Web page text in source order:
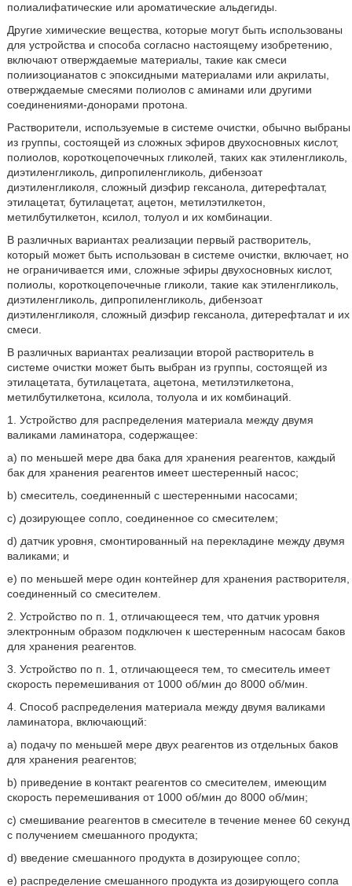
полиалифатические или ароматические альдегиды.
Другие химические вещества, которые могут быть использованы
для устройства и способа согласно настоящему изобретению,
включают отверждаемые материалы, такие как смеси
полиизоцианатов с эпоксидными материалами или акрилаты,
отверждаемые смесями полиолов с аминами или другими
соединениями-донорами протона.
Растворители, используемые в системе очистки, обычно выбраны
из группы, состоящей из сложных эфиров двухосновных кислот,
полиолов, короткоцепочечных гликолей, таких как этиленгликоль,
диэтиленгликоль, дипропиленгликоль, дибензоат
диэтиленгликоля, сложный диэфир гексанола, дитерефталат,
этилацетат, бутилацетат, ацетон, метилэтилкетон,
метилбутилкетон, ксилол, толуол и их комбинации.
В различных вариантах реализации первый растворитель,
который может быть использован в системе очистки, включает, но
не ограничивается ими, сложные эфиры двухосновных кислот,
полиолы, короткоцепочечные гликоли, такие как этиленгликоль,
диэтиленгликоль, дипропиленгликоль, дибензоат
диэтиленгликоля, сложный диэфир гексанола, дитерефталат и их
смеси.
В различных вариантах реализации второй растворитель в
системе очистки может быть выбран из группы, состоящей из
этилацетата, бутилацетата, ацетона, метилэтилкетона,
метилбутилкетона, ксилола, толуола и их комбинаций.
1. Устройство для распределения материала между двумя
валиками ламинатора, содержащее:
a) по меньшей мере два бака для хранения реагентов, каждый
бак для хранения реагентов имеет шестеренный насос;
b) смеситель, соединенный с шестеренными насосами;
c) дозирующее сопло, соединенное со смесителем;
d) датчик уровня, смонтированный на перекладине между двумя
валиками; и
e) по меньшей мере один контейнер для хранения растворителя,
соединенный со смесителем.
2. Устройство по п. 1, отличающееся тем, что датчик уровня
электронным образом подключен к шестеренным насосам баков
для хранения реагентов.
3. Устройство по п. 1, отличающееся тем, то смеситель имеет
скорость перемешивания от 1000 об/мин до 8000 об/мин.
4. Способ распределения материала между двумя валиками
ламинатора, включающий:
a) подачу по меньшей мере двух реагентов из отдельных баков
для хранения реагентов;
b) приведение в контакт реагентов со смесителем, имеющим
скорость перемешивания от 1000 об/мин до 8000 об/мин;
c) смешивание реагентов в смесителе в течение менее 60 секунд
с получением смешанного продукта;
d) введение смешанного продукта в дозирующее сопло;
e) распределение смешанного продукта из дозирующего сопла